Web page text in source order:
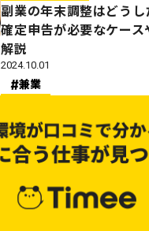
副業の年末調整はどうし
確定申告が必要なケース
解説
2024.10.01
兼業